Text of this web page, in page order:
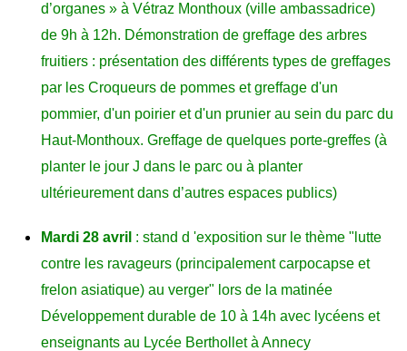
d’organes » à Vétraz Monthoux (ville ambassadrice)
de 9h à 12h. Démonstration de greffage des arbres
fruitiers : présentation des différents types de greffages
par les Croqueurs de pommes et greffage d'un
pommier, d'un poirier et d'un prunier au sein du parc du
Haut-Monthoux. Greffage de quelques porte-greffes (à
planter le jour J dans le parc ou à planter
ultérieurement dans d’autres espaces publics)
Mardi 28 avril : stand d 'exposition sur le thème "lutte
contre les ravageurs (principalement carpocapse et
frelon asiatique) au verger" lors de la matinée
Développement durable de 10 à 14h avec lycéens et
enseignants au Lycée Berthollet à Annecy